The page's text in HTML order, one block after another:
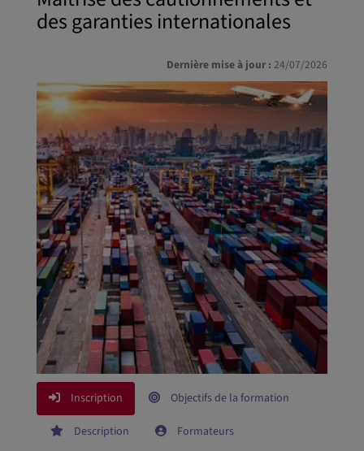
des garanties internationales
Dernière mise à jour : 24/07/2026
Inscription Objectifs de la formation
Description Formateurs